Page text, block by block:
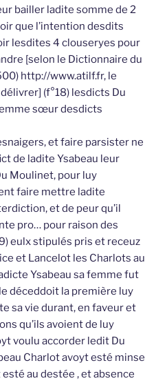
bailler ladite somme de 2
que l’intention desdits
lesdites 4 clouseryes pour
[selon le Dictionnaire du
http://www.atilf.fr, le
(f°18) lesdicts Du
sœur desdicts
et faire parsister ne
de ladite Ysabeau leur
Moulinet, pour luy
faire mettre ladite
et de peur qu’il
pro… pour raison des
eulx stipulés pris et receuz
et Lancelot les Charlots au
Ysabeau sa femme fut
déceddoit la première luy
sa vie durant, en faveur et
qu’ils avoient de luy
voulu accorder ledit Du
Charlot avoyt esté minse
au destée , et absence